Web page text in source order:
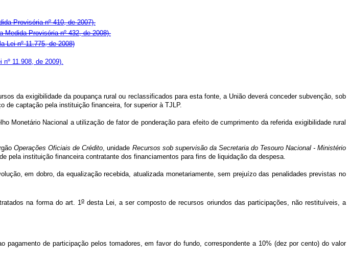
Provisória nº 410, de 2007).
Medida Provisória nº 432, de 2008).
Lei nº 11.775, de 2008)
nº 11.908, de 2009).
da exigibilidade da poupança rural ou reclassificados para esta fonte, a União deverá conceder subvenção, sob
captação pela instituição financeira, for superior à TJLP.
Monetário Nacional a utilização de fator de ponderação para efeito de cumprimento da referida exigibilidade rural
Operações Oficiais de Crédito, unidade Recursos sob supervisão da Secretaria do Tesouro Nacional - Ministério
pela instituição financeira contratante dos financiamentos para fins de liquidação da despesa.
em dobro, da equalização recebida, atualizada monetariamente, sem prejuízo das penalidades previstas no
na forma do art. 1odesta Lei, a ser composto de recursos oriundos das participações, não restituíveis, a
de participação pelos tomadores, em favor do fundo, correspondente a 10% (dez por cento) do valor